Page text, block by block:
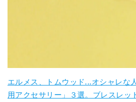
エルメス、トムウッド...オシャレな
用アクセサリー」３選。ブレスレッ